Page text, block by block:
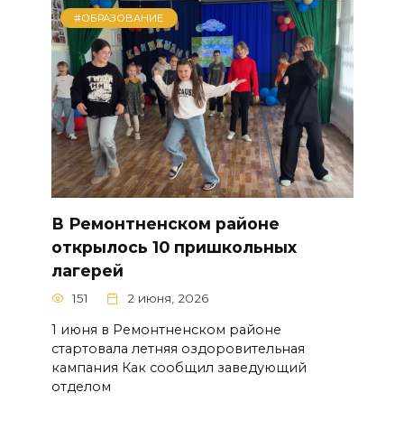
#ОБРАЗОВАНИЕ
В Ремонтненском районе
открылось 10 пришкольных
лагерей
151 2 июня, 2026
1 июня в Ремонтненском районе
стартовала летняя оздоровительная
кампания Как сообщил заведующий
отделом